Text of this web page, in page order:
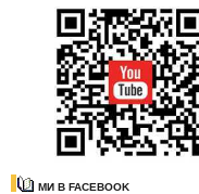
МИ В FACEBOOK